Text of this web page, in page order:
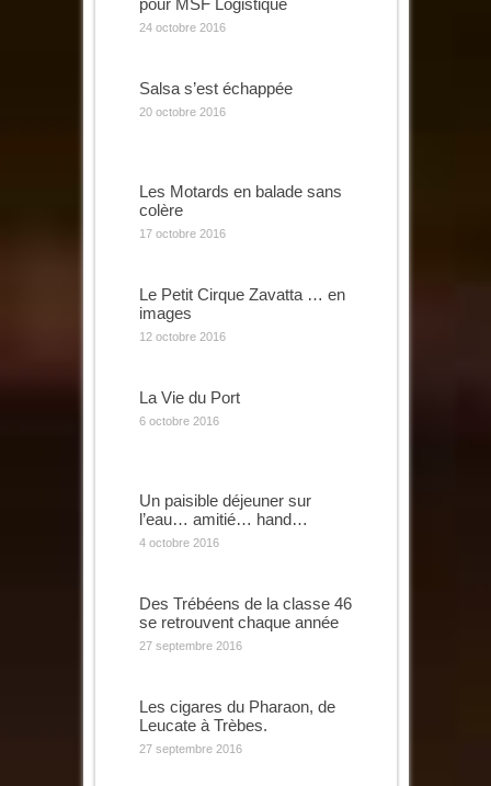
pour MSF Logistique
24 octobre 2016
Salsa s’est échappée
20 octobre 2016
Les Motards en balade sans
colère
17 octobre 2016
Le Petit Cirque Zavatta … en
images
12 octobre 2016
La Vie du Port
6 octobre 2016
Un paisible déjeuner sur
l’eau… amitié… hand…
4 octobre 2016
Des Trébéens de la classe 46
se retrouvent chaque année
27 septembre 2016
Les cigares du Pharaon, de
Leucate à Trèbes.
27 septembre 2016